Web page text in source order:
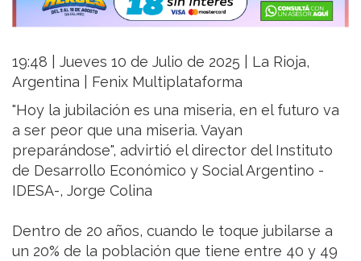
19:48 | Jueves 10 de Julio de 2025 | La Rioja,
Argentina | Fenix Multiplataforma
"Hoy la jubilación es una miseria, en el futuro va
a ser peor que una miseria. Vayan
preparándose", advirtió el director del Instituto
de Desarrollo Económico y Social Argentino -
IDESA-, Jorge Colina
Dentro de 20 años, cuando le toque jubilarse a
un 20% de la población que tiene entre 40 y 49